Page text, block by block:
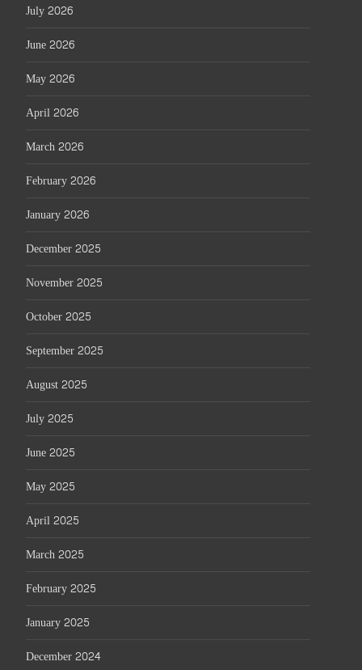
July 2026
June 2026
May 2026
April 2026
March 2026
February 2026
January 2026
December 2025
November 2025
October 2025
September 2025
August 2025
July 2025
June 2025
May 2025
April 2025
March 2025
February 2025
January 2025
December 2024